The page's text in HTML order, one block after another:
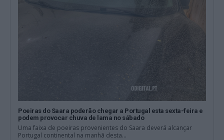
Poeiras do Saara poderão chegar a Portugal esta sexta-feira e
podem provocar chuva de lama no sábado
Uma faixa de poeiras provenientes do Saara deverá alcançar
Portugal continental na manhã desta...